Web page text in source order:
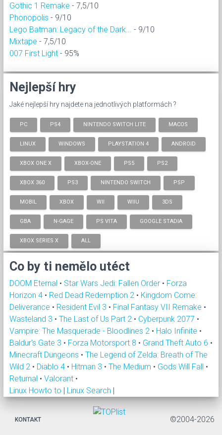
Gothic 1 Remake - 7,5/10
Phonopolis - 9/10
Lego Batman: Legacy of the Dark...
- 9/10
Mixtape - 7,5/10
007 First Light - 95%
Nejlepší hry
Jaké nejlepší hry najdete na jednotlivých platformách ?
PC PS4 NINTENDO SWITCH LITE MACOS
LINUX WINDOWS PLAYSTATION 4 ANDROID
XBOX ONE X XBOX-ONE PS5 PS2
XBOX 360 PS3 NINTENDO SWITCH PSP
MOBIL XBOX WII WIIU 3DS
GBA N-GAGE PS VITA GOOGLE STADIA
XBOX SERIES X ALL
Co by ti nemělo utéct
DOOM Eternal • Star Wars Jedi: Fallen Order • Forza
Horizon 4 • Red Dead Redemption 2 • Kingdom Come:
Deliverance • Resident Evil 3 • Final Fantasy VII Remake •
Wasteland 3 • The Last of Us Part 2 • Cyberpunk 2077 •
Vampire: The Masquerade - Bloodlines 2 • Halo Infinite •
Baldur's Gate 3 • Forza Motorsport 8 • Grand Theft Auto 6 •
Minecraft Dungeons • The Legend of Zelda: Breath of The
Wild 2 • Diablo 4 • Hitman 3 • The Medium • Gods Will Fall •
Returnal • Valorant •
Linux Howto to | Linux Search |
KONTAKT ©2004-2026